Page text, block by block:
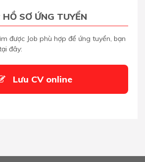
HỒ SƠ ỨNG TUYỂN
được Job phù hợp để ứng tuyển, bạn
đây:
Lưu CV online